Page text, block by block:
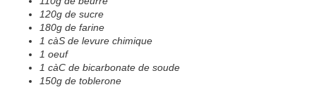
120g de sucre
180g de farine
1 càS de levure chimique
1 oeuf
1 càC de bicarbonate de soude
150g de toblerone